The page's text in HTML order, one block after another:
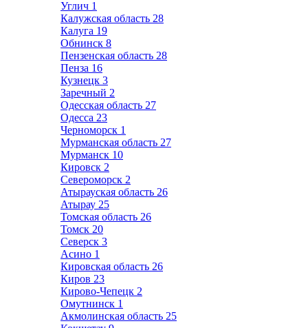
Углич 1
Калужская область 28
Калуга 19
Обнинск 8
Пензенская область 28
Пенза 16
Кузнецк 3
Заречный 2
Одесская область 27
Одесса 23
Черноморск 1
Мурманская область 27
Мурманск 10
Кировск 2
Североморск 2
Атырауская область 26
Атырау 25
Томская область 26
Томск 20
Северск 3
Асино 1
Кировская область 26
Киров 23
Кирово-Чепецк 2
Омутнинск 1
Акмолинская область 25